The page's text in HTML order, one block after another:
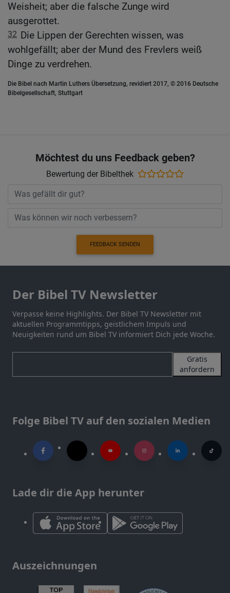
Weisheit; aber die falsche Zunge wird
ausgerottet.
32 Die Lippen der Gerechten wissen, was
wohlgefällt; aber der Mund des Frevlers weiß
Dinge zu verdrehen.
Die Bibel nach Martin Luthers Übersetzung, revidiert 2017, © 2016 Deutsche
Bibelgesellschaft, Stuttgart
Möchtest du uns Feedback geben?
Bewertung der Bibelthek
FEEDBACK SENDEN
Der Bibel TV Newsletter
Verpasse keine Highlights. Der Bibel TV Newsletter mit
aktuellen Programmtipps, geistlichem Impuls und
Neuigkeiten rund um Bibel TV informiert Dich jede Woche.
Gratis
anfordern
Folge Bibel TV auf den sozialen Medien
Lade dir die App herunter
Auszeichnungen